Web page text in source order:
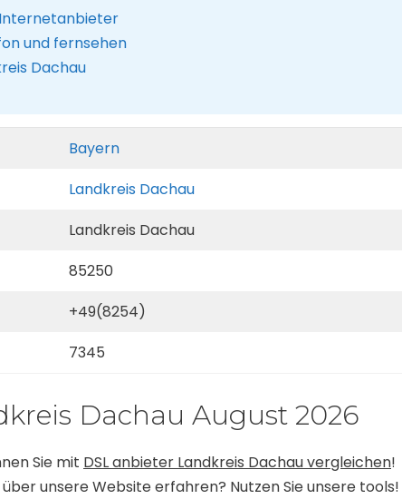
Internetanbieter
und fernsehen
Dachau
Bayern
Landkreis Dachau
Landkreis Dachau
85250
+49(8254)
7345
Dachau August 2026
Sie mit DSL anbieter Landkreis Dachau vergleichen!
unsere Website erfahren? Nutzen Sie unsere tools!